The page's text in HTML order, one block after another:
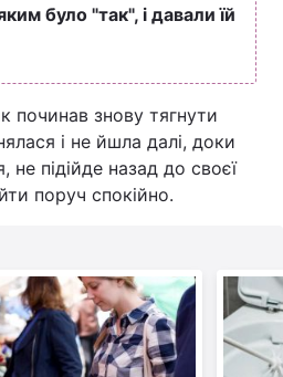
було "так", і давали їй
починав знову тягнути
і не йшла далі, доки
не підійде назад до своєї
поруч спокійно.